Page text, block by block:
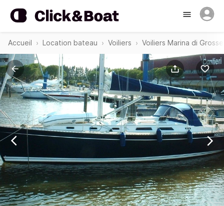
Accueil Location bateau Voiliers Voiliers Marina di